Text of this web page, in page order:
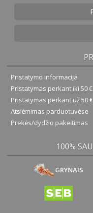
Pristatymo informacija
Pristatymas perkant iki 50 €
Pristatymas perkant už 50 €
Atsiėmimas parduotuvėse
Prekės/dydžio pakeitimas
100%
GRYNAIS